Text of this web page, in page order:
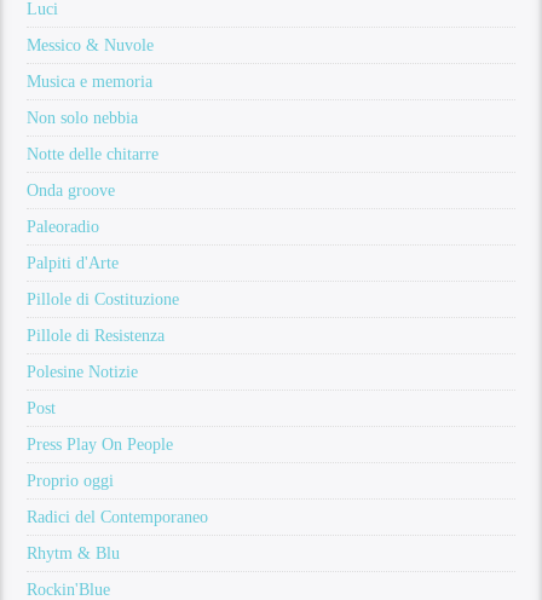
Luci
Messico & Nuvole
Musica e memoria
Non solo nebbia
Notte delle chitarre
Onda groove
Paleoradio
Palpiti d'Arte
Pillole di Costituzione
Pillole di Resistenza
Polesine Notizie
Post
Press Play On People
Proprio oggi
Radici del Contemporaneo
Rhytm & Blu
Rockin'Blue